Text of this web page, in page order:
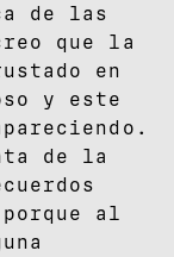
de las
que la
en
y este
de la
al